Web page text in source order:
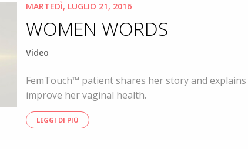
MARTEDÌ, LUGLIO 21, 2016
WOMEN WORDS
Video
FemTouch™ patient shares her story and
improve her vaginal health.
LEGGI DI PIÙ